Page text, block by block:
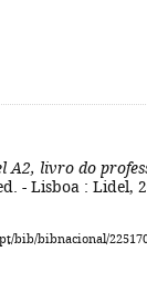
A2, livro do
- Lisboa : Lidel,
bib/bibnacional/